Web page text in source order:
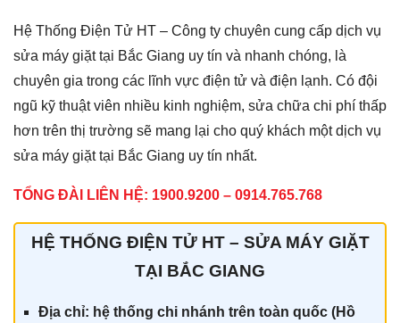
Hệ Thống Điện Tử HT – Công ty chuyên cung cấp dịch vụ
sửa máy giặt tại Bắc Giang uy tín và nhanh chóng, là
chuyên gia trong các lĩnh vực điện tử và điện lạnh. Có đội
ngũ kỹ thuật viên nhiều kinh nghiệm, sửa chữa chi phí thấp
hơn trên thị trường sẽ mang lại cho quý khách một dịch vụ
sửa máy giặt tại Bắc Giang uy tín nhất.
TỔNG ĐÀI LIÊN HỆ: 1900.9200 – 0914.765.768
HỆ THỐNG ĐIỆN TỬ HT – SỬA MÁY GIẶT
TẠI BẮC GIANG
Địa chỉ: hệ thống chi nhánh trên toàn quốc (Hồ